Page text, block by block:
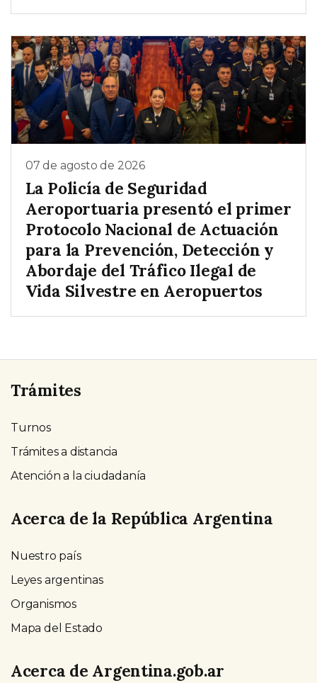
07 de agosto de 2026
La Policía de Seguridad
Aeroportuaria presentó el primer
Protocolo Nacional de Actuación
para la Prevención, Detección y
Abordaje del Tráfico Ilegal de
Vida Silvestre en Aeropuertos
Trámites
Turnos
Trámites a distancia
Atención a la ciudadanía
Acerca de la República Argentina
Nuestro país
Leyes argentinas
Organismos
Mapa del Estado
Acerca de Argentina.gob.ar